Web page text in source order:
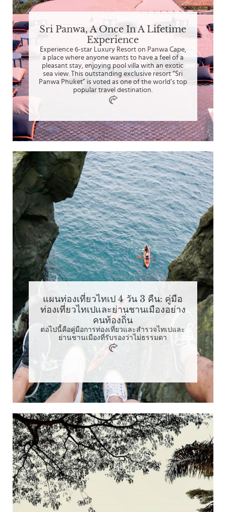
Sri Panwa, A Once In A Lifetime
Experience
Experience 6-star Luxury Resort on Panwa Cape,
a place where anyone wants to have a feel of a
pleasant stay, enjoying pool villa with an exotic
sea view. This outstanding exclusive resort “Sri
Panwa Phuket” is voted as one of the world’s top
popular travel destination.
แผนท่องเที่ยวไทเป 4 วัน 3 คืน: คู่มือ
ท่องเที่ยวไทเปและย่านชานเมืองอย่าง
คนท้องถิ่น
ต่อไปนี้คือคู่มือการท่องเที่ยวและสำรวจไทเปและ
ย่านชานเมืองที่รับรองว่าไม่ธรรมดา